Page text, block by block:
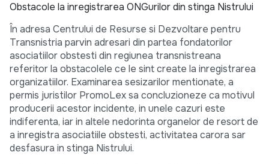
Obstacole la inregistrarea ONGurilor din stinga Nistrului
În adresa Centrului de Resurse si Dezvoltare pentru
Transnistria parvin adresari din partea fondatorilor
asociatiilor obstesti din regiunea transnistreana
referitor la obstacolele ce le sint create la inregistrarea
organizatiilor. Examinarea sesizarilor mentionate, a
permis juristilor PromoLex sa concluzioneze ca motivul
producerii acestor incidente, in unele cazuri este
indiferenta, iar in altele nedorinta organelor de resort de
a inregistra asociatiile obstesti, activitatea carora sar
desfasura in stinga Nistrului.